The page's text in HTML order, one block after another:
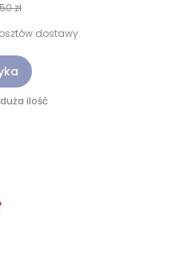
zł
dostawy.
duża ilość